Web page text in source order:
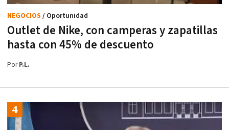
Outlet de Nike, con camperas y zapatillas
hasta con 45% de descuento
NEGOCIOS / Oportunidad
PorP.L.